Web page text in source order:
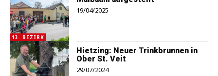
13. BEZIRK
19/04/2025
Hietzing: Neuer Trinkbrunnen in
Ober St. Veit
29/07/2024